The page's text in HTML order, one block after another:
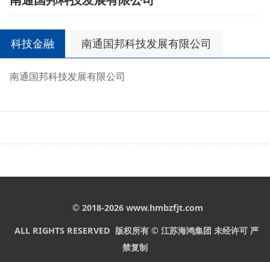
科技金融 南通国邦科技发展有限公司
南通国邦科技发展有限公司
© 2018-2026 www.hmbzfjt.com
ALL RIGHTS RESERVED 版权所有 © 江苏海鸿集团 未经许可 严
禁复制